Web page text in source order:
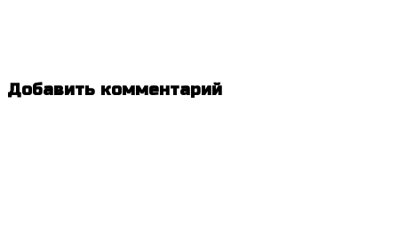
Добавить комментарий